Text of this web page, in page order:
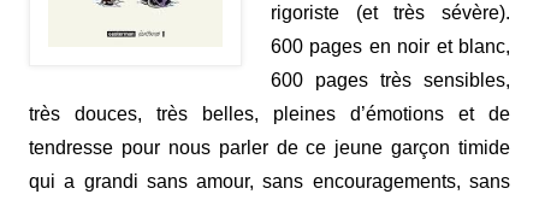
rigoriste (et très sévère).
600 pages en noir et blanc,
600 pages très sensibles,
très douces, très belles, pleines d’émotions et de
tendresse pour nous parler de ce jeune garçon timide
qui a grandi sans amour, sans encouragements, sans